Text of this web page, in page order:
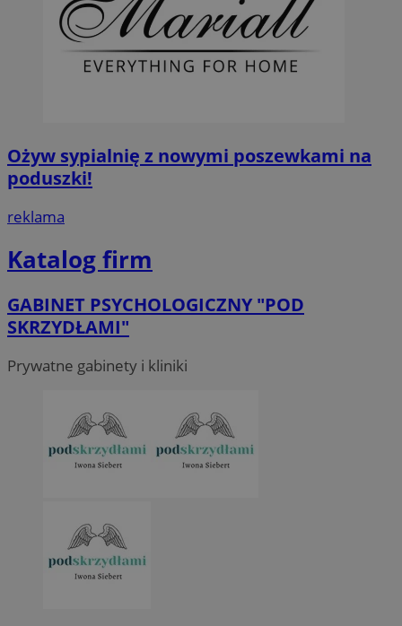
Ożyw sypialnię z nowymi poszewkami na
poduszki!
reklama
Katalog firm
GABINET PSYCHOLOGICZNY "POD
SKRZYDŁAMI"
Prywatne gabinety i kliniki